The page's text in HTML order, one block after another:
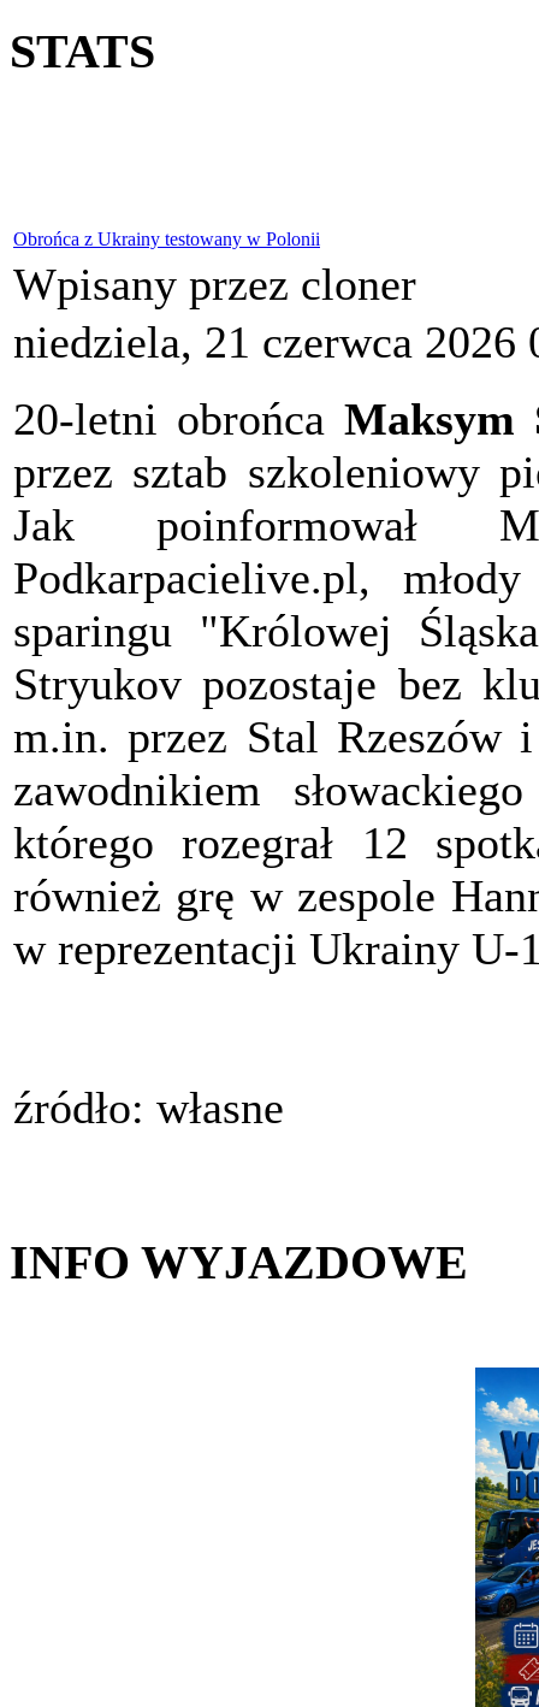
STATS
Obrońca z Ukrainy testowany w Polonii
Wpisany przez cloner
niedziela, 21 czerwca 2026
20-letni obrońca Maksym
przez sztab szkoleniowy
Jak poinformował
Podkarpacielive.pl,
sparingu "Królowej
Stryukov pozostaje bez
m.in. przez Stal Rzeszów
zawodnikiem
którego rozegrał 12
również grę w zespole
w reprezentacji Ukrainy U-
źródło: własne
INFO WYJAZDOWE